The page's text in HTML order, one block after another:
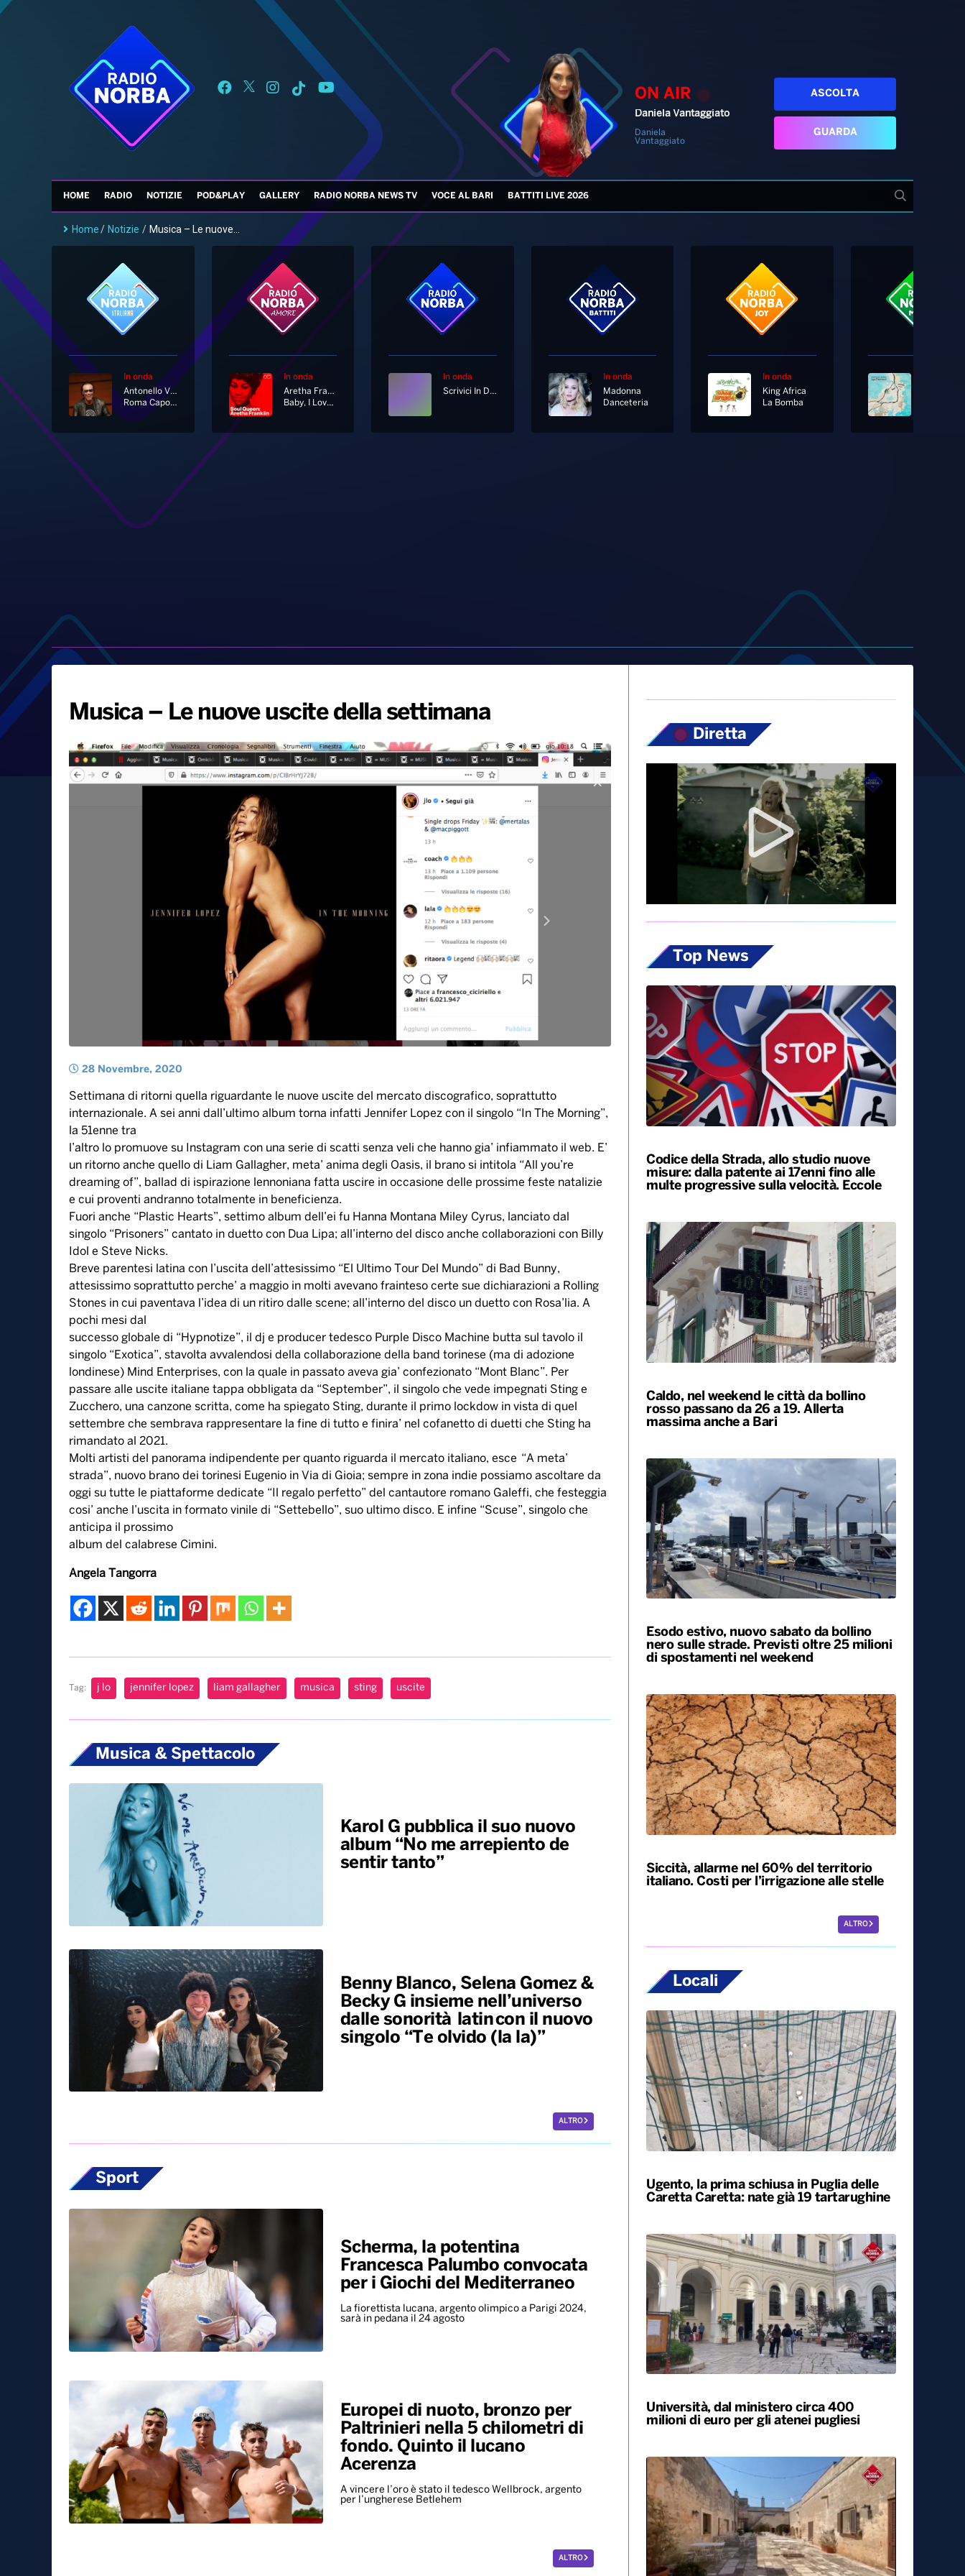
ON AIR
Daniela Vantaggiato
Daniela
Vantaggiato
ASCOLTA
GUARDA
HOME RADIO NOTIZIE POD&PLAY GALLERY RADIO NORBA NEWS TV VOCE AL BARI BATTITI LIVE 2026
Home/ Notizie / Musica – Le nuove...
In onda
Antonello Venditti
Roma Capoccia
In onda
Aretha Franklin
Baby, I Love You
In onda
Scrivici In Diretta Su Whatsapp Al 333 12 12 333
In onda
Madonna
Danceteria
In onda
King Africa
La Bomba
Musica – Le nuove uscite della settimana
28 Novembre, 2020
Settimana di ritorni quella riguardante le nuove uscite del mercato discografico, soprattutto
internazionale. A sei anni dall’ultimo album torna infatti Jennifer Lopez con il singolo “In The Morning”,
la 51enne tra
l’altro lo promuove su Instagram con una serie di scatti senza veli che hanno gia’ infiammato il web. E’
un ritorno anche quello di Liam Gallagher, meta’ anima degli Oasis, il brano si intitola “All you’re
dreaming of”, ballad di ispirazione lennoniana fatta uscire in occasione delle prossime feste natalizie
e cui proventi andranno totalmente in beneficienza.
Fuori anche “Plastic Hearts”, settimo album dell’ei fu Hanna Montana Miley Cyrus, lanciato dal
singolo “Prisoners” cantato in duetto con Dua Lipa; all’interno del disco anche collaborazioni con Billy
Idol e Steve Nicks.
Breve parentesi latina con l’uscita dell’attesissimo “El Ultimo Tour Del Mundo” di Bad Bunny,
attesissimo soprattutto perche’ a maggio in molti avevano frainteso certe sue dichiarazioni a Rolling
Stones in cui paventava l’idea di un ritiro dalle scene; all’interno del disco un duetto con Rosa’lia. A
pochi mesi dal
successo globale di “Hypnotize”, il dj e producer tedesco Purple Disco Machine butta sul tavolo il
singolo “Exotica”, stavolta avvalendosi della collaborazione della band torinese (ma di adozione
londinese) Mind Enterprises, con la quale in passato aveva gia’ confezionato “Mont Blanc”. Per
passare alle uscite italiane tappa obbligata da “September”, il singolo che vede impegnati Sting e
Zucchero, una canzone scritta, come ha spiegato Sting, durante il primo lockdow in vista di quel
settembre che sembrava rappresentare la fine di tutto e finira’ nel cofanetto di duetti che Sting ha
rimandato al 2021.
Molti artisti del panorama indipendente per quanto riguarda il mercato italiano, esce “A meta’
strada”, nuovo brano dei torinesi Eugenio in Via di Gioia; sempre in zona indie possiamo ascoltare da
oggi su tutte le piattaforme dedicate “Il regalo perfetto” del cantautore romano Galeffi, che festeggia
cosi’ anche l’uscita in formato vinile di “Settebello”, suo ultimo disco. E infine “Scuse”, singolo che
anticipa il prossimo
album del calabrese Cimini.
Angela Tangorra
Tag: j lo jennifer lopez liam gallagher musica sting uscite
Musica & Spettacolo
Karol G pubblica il suo nuovo
album “No me arrepiento de
sentir tanto”
Benny Blanco, Selena Gomez &
Becky G insieme nell’universo
dalle sonorità latin con il nuovo
singolo “Te olvido (la la)”
ALTRO
Sport
Scherma, la potentina
Francesca Palumbo convocata
per i Giochi del Mediterraneo
La fiorettista lucana, argento olimpico a Parigi 2024,
sarà in pedana il 24 agosto
Europei di nuoto, bronzo per
Paltrinieri nella 5 chilometri di
fondo. Quinto il lucano
Acerenza
A vincere l’oro è stato il tedesco Wellbrock, argento
per l’ungherese Betlehem
ALTRO
Diretta
Top News
Codice della Strada, allo studio nuove
misure: dalla patente ai 17enni fino alle
multe progressive sulla velocità. Eccole
Caldo, nel weekend le città da bollino
rosso passano da 26 a 19. Allerta
massima anche a Bari
Esodo estivo, nuovo sabato da bollino
nero sulle strade. Previsti oltre 25 milioni
di spostamenti nel weekend
Siccità, allarme nel 60% del territorio
italiano. Costi per l’irrigazione alle stelle
ALTRO
Locali
Ugento, la prima schiusa in Puglia delle
Caretta Caretta: nate già 19 tartarughine
Università, dal ministero circa 400
milioni di euro per gli atenei pugliesi